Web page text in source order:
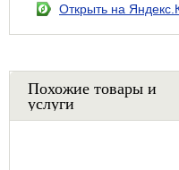
Открыть на
Похожие товары и
услуги